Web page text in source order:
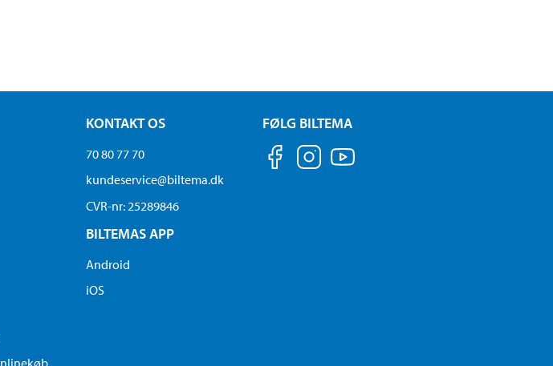
KONTAKT OS
70 80 77 70
kundeservice@biltema.dk
CVR-nr: 25289846
BILTEMAS APP
Android
iOS
FØLG BILTEMA